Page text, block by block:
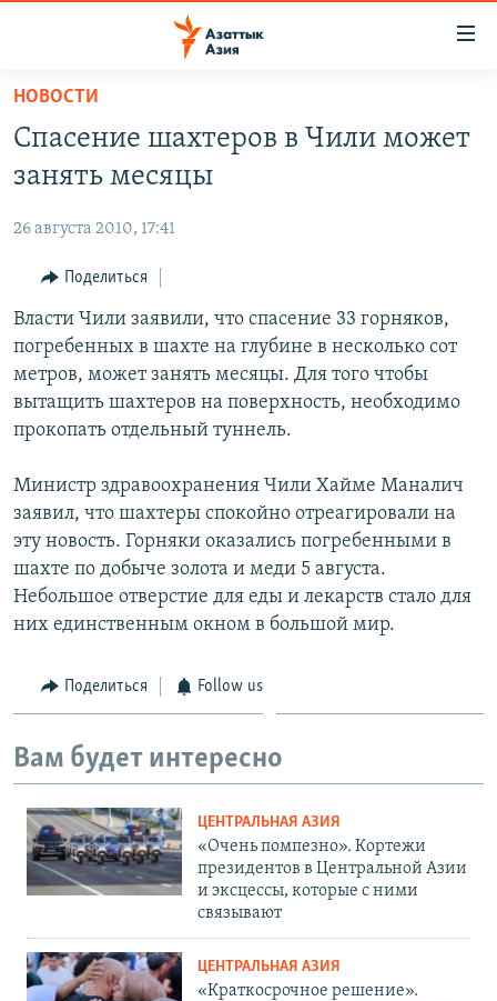
Вернуться
основному
содержанию
навигации
Вернутся
поиску
УЗБЕКИСТАН
ТАДЖИКИСТАН
НА ДРУГИХ ЯЗЫКАХ
ҚАЗАҚША
КЫРГЫЗЧА
ЎЗБЕКЧА
ТОҶИКӢ
TÜRKMENÇE
Все сайты РСЕ/РС
НОВОСТИ
Спасение шахтеров в Чили может
занять месяцы
26 августа 2010, 17:41
Поделиться
Власти Чили заявили, что спасение 33 горняков,
погребенных в шахте на глубине в несколько сот
метров, может занять месяцы. Для того чтобы
вытащить шахтеров на поверхность, необходимо
прокопать отдельный туннель.
Министр здравоохранения Чили Хайме Маналич
заявил, что шахтеры спокойно отреагировали на
эту новость. Горняки оказались погребенными в
шахте по добыче золота и меди 5 августа.
Небольшое отверстие для еды и лекарств стало для
них единственным окном в большой мир.
Поделиться Follow us
Вам будет интересно
ЦЕНТРАЛЬНАЯ АЗИЯ
«Очень помпезно». Кортежи
президентов в Центральной Азии
и эксцессы, которые с ними
связывают
ЦЕНТРАЛЬНАЯ АЗИЯ
«Краткосрочное решение».